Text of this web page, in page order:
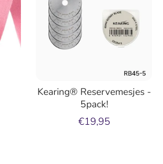
Kearing® Reservemesjes -
5pack!
€19,95